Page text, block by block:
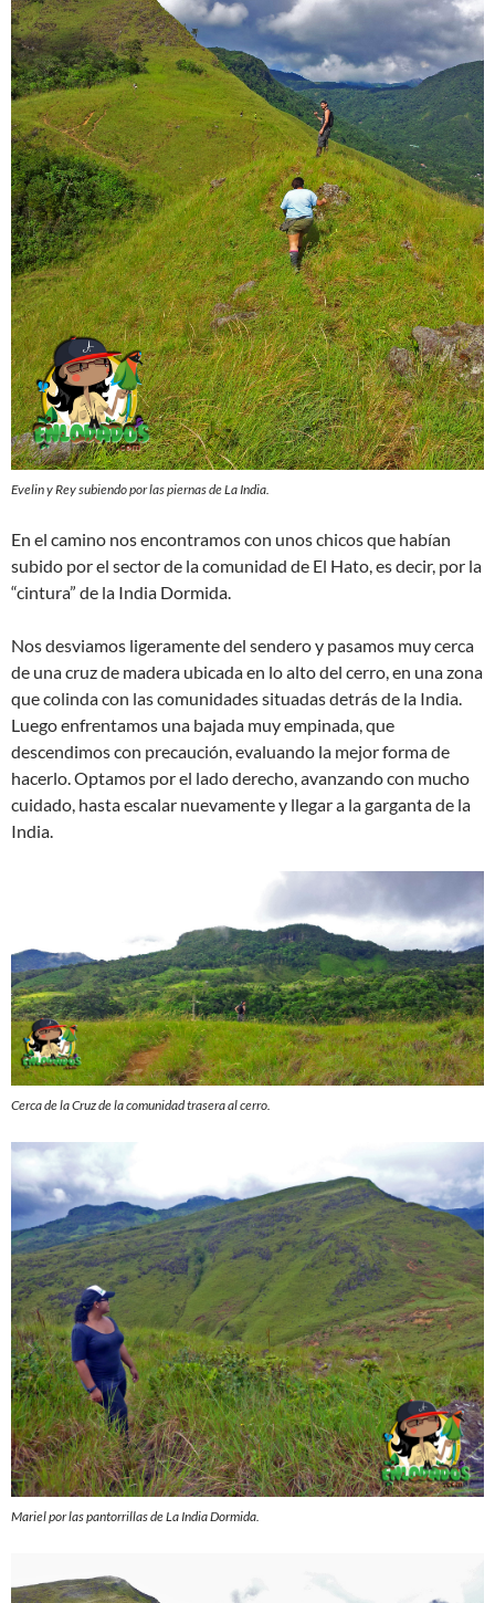
Evelin y Rey subiendo por las piernas de La India.
En el camino nos encontramos con unos chicos que habían
subido por el sector de la comunidad de El Hato, es decir, por la
“cintura” de la India Dormida.
Nos desviamos ligeramente del sendero y pasamos muy cerca
de una cruz de madera ubicada en lo alto del cerro, en una zona
que colinda con las comunidades situadas detrás de la India.
Luego enfrentamos una bajada muy empinada, que
descendimos con precaución, evaluando la mejor forma de
hacerlo. Optamos por el lado derecho, avanzando con mucho
cuidado, hasta escalar nuevamente y llegar a la garganta de la
India.
Cerca de la Cruz de la comunidad trasera al cerro.
Mariel por las pantorrillas de La India Dormida.